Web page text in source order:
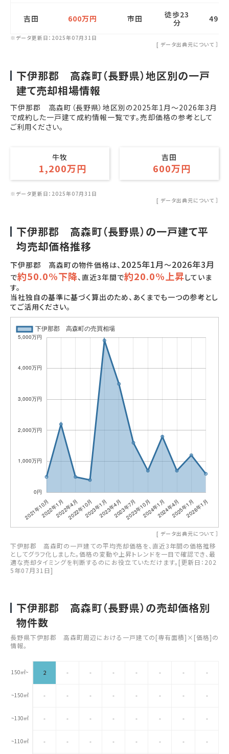
吉田 600万円 市田
徒歩23
分
490
※データ更新日：2025年07月31日
[ データ出典元について ］
下伊那郡 高森町（長野県）地区別の一戸
建て売却相場情報
下伊那郡 高森町（長野県）地区別の2025年1月～2026年3月
で成約した一戸建て成約情報一覧です。売却価格の参考として
ご利用ください。
牛牧
1,200万円
吉田
600万円
※データ更新日：2025年07月31日
[ データ出典元について ］
下伊那郡 高森町（長野県）の一戸建て平
均売却価格推移
下伊那郡 高森町の物件価格は、 2025年1月～2026年3月
で約50.0%下降、直近3年間で約20.0%上昇していま
す。
当社独自の基準に基づく算出のため、あくまでも一つの参考とし
てご活用ください。
[ データ出典元について ］
下伊那郡 高森町の一戸建ての平均売却価格を、直近3年間の価格推移
としてグラフ化しました。価格の変動や上昇トレンドを一目で確認でき、最
適な売却タイミングを判断するのにお役立ていただけます。[更新日：202
5年07月31日]
下伊那郡 高森町（長野県）の売却価格別
物件数
長野県下伊那郡 高森町周辺における一戸建ての[専有面積]×[価格]の
情報。
150㎡~ 2 - - - - - - -
~150㎡ - - - - - - - -
~130㎡ - - - - - - - -
~110㎡ - - - - - - - -